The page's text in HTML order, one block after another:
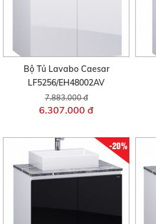
Bộ Tủ Lavabo Caesar
LF5256/EH48002AV
7.883.000 đ
6.307.000 đ
-20%